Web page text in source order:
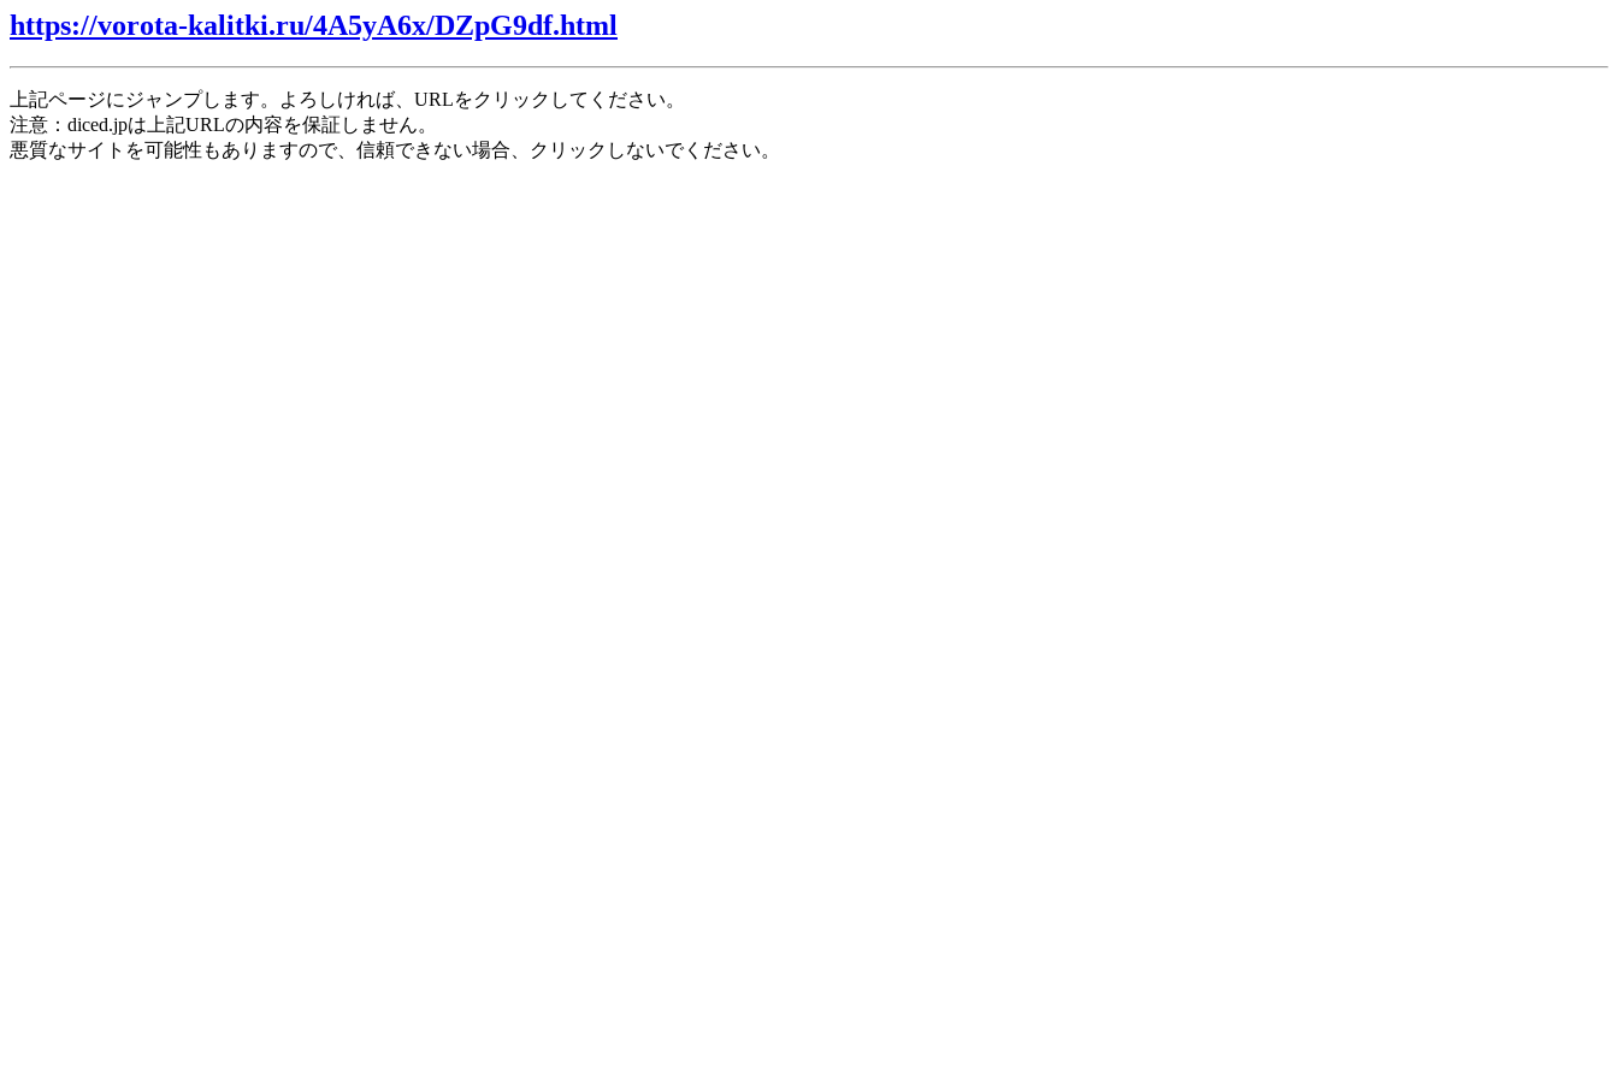
https://vorota-kalitki.ru/4A5yA6x/DZpG9df.html
上記ページにジャンプします。よろしければ、URLをクリックしてください。
注意：diced.jpは上記URLの内容を保証しません。
悪質なサイトを可能性もありますので、信頼できない場合、クリックしないでください。